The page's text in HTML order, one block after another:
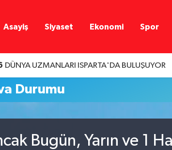
Asayiş Siyaset Ekonomi Spor
DÜNYA UZMANLARI ISPARTA'DA BULUŞUYOR
Durumu
Bugün, Yarın ve 1